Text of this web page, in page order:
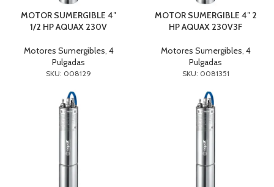
MOTOR SUMERGIBLE 4″
1/2 HP AQUAX 230V
Motores Sumergibles, 4
Pulgadas
SKU: 008129
MOTOR SUMERGIBLE 4″ 2
HP AQUAX 230V3F
Motores Sumergibles, 4
Pulgadas
SKU: 0081351